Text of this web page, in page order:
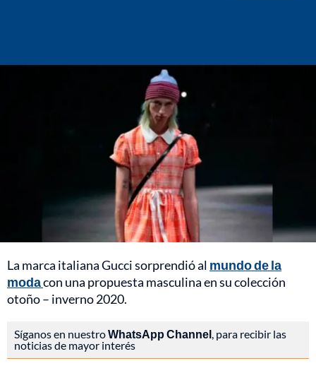
La marca italiana Gucci sorprendió al mundo de la
modacon una propuesta masculina en su colección
otoño – inverno 2020.
Síganos en nuestroWhatsApp Channel, para recibir las
noticias de mayor interés